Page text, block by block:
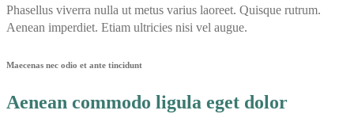
Phasellus viverra nulla ut metus varius laoreet. Quisque rutrum.
Aenean imperdiet. Etiam ultricies nisi vel augue.
Maecenas nec odio et ante tincidunt
Aenean commodo ligula eget dolor